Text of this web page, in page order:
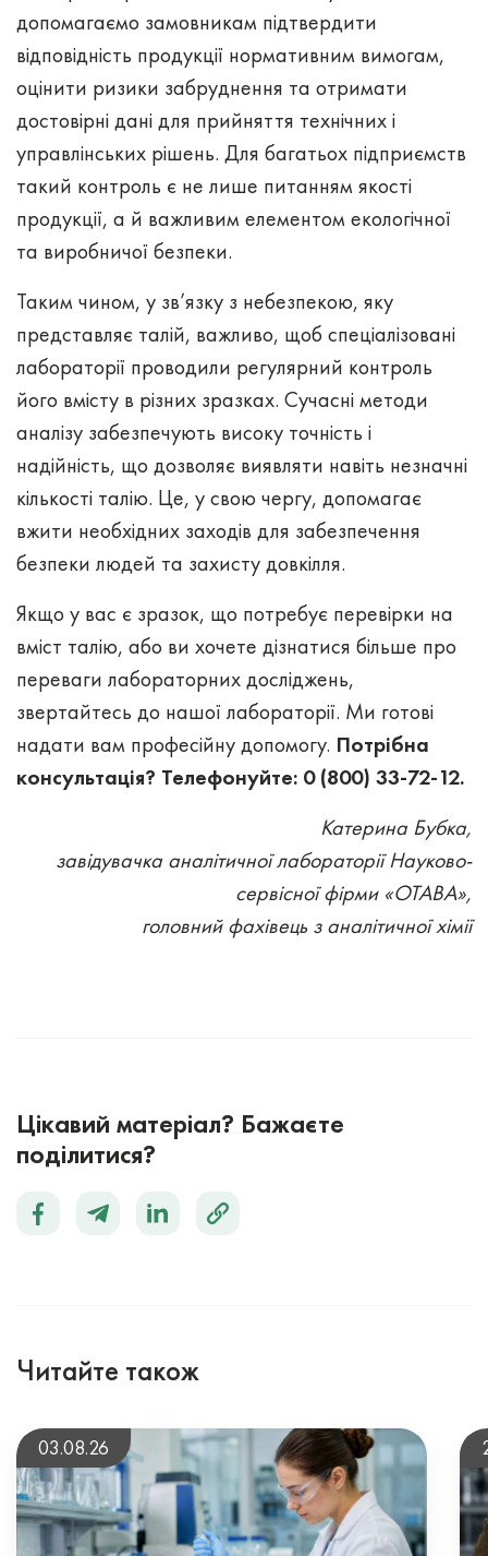
допомагаємо замовникам підтвердити
відповідність продукції нормативним вимогам,
оцінити ризики забруднення та отримати
достовірні дані для прийняття технічних і
управлінських рішень. Для багатьох підприємств
такий контроль є не лише питанням якості
продукції, а й важливим елементом екологічної
та виробничої безпеки.
Таким чином, у зв’язку з небезпекою, яку
представляє талій, важливо, щоб спеціалізовані
лабораторії проводили регулярний контроль
його вмісту в різних зразках. Сучасні методи
аналізу забезпечують високу точність і
надійність, що дозволяє виявляти навіть незначні
кількості талію. Це, у свою чергу, допомагає
вжити необхідних заходів для забезпечення
безпеки людей та захисту довкілля.
Якщо у вас є зразок, що потребує перевірки на
вміст талію, або ви хочете дізнатися більше про
переваги лабораторних досліджень,
звертайтесь до нашої лабораторії. Ми готові
надати вам професійну допомогу. Потрібна
консультація? Телефонуйте: 0 (800) 33-72-12.
Катерина Бубка,
завідувачка аналітичної лабораторіїНауково-
сервісної фірми «ОТАВА»,
головний фахівець з аналітичної хімії
Цікавий матеріал? Бажаєте
поділитися?
Читайте також
03.08.26